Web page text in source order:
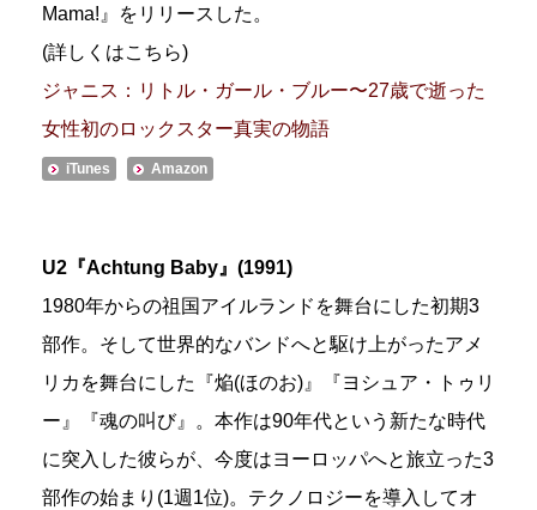
Mama!』をリリースした。
(詳しくはこちら)
ジャニス：リトル・ガール・ブルー〜27歳で逝った
女性初のロックスター真実の物語
iTunes Amazon
U2『Achtung Baby』(1991)
1980年からの祖国アイルランドを舞台にした初期3
部作。そして世界的なバンドへと駆け上がったアメ
リカを舞台にした『焔(ほのお)』『ヨシュア・トゥリ
ー』『魂の叫び』。本作は90年代という新たな時代
に突入した彼らが、今度はヨーロッパへと旅立った3
部作の始まり(1週1位)。テクノロジーを導入してオ